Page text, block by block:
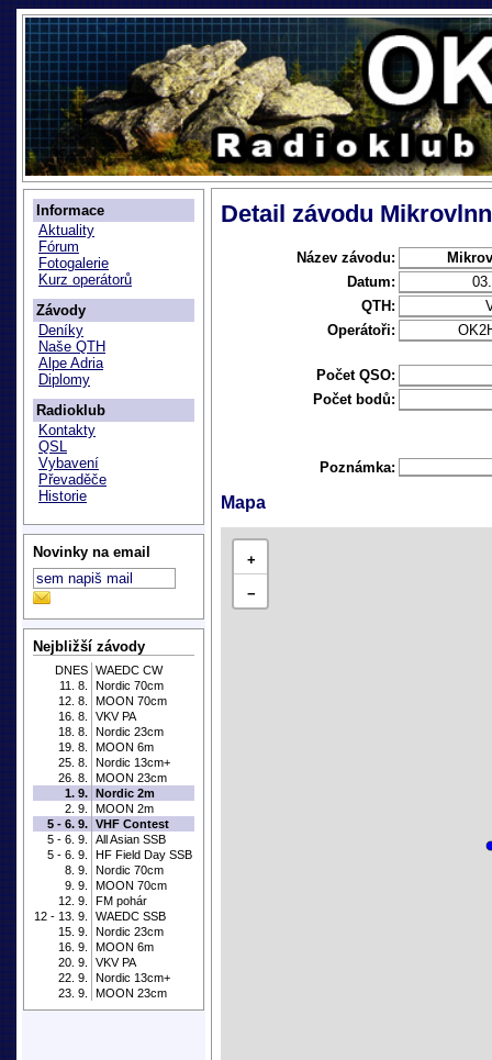
Informace
Aktuality
Fórum
Fotogalerie
Kurz operátorů
Závody
Deníky
Naše QTH
Alpe Adria
Diplomy
Radioklub
Kontakty
QSL
Vybavení
Převaděče
Historie
Novinky na email
Nejbližší závody
DNES WAEDC CW
11. 8.
Nordic 70cm
12. 8.
MOON 70cm
16. 8.
VKV PA
18. 8.
Nordic 23cm
19. 8.
MOON 6m
25. 8.
Nordic 13cm+
26. 8.
MOON 23cm
1. 9. Nordic 2m
2. 9.
MOON 2m
5 - 6. 9. VHF Contest
5 - 6. 9.
All Asian SSB
5 - 6. 9.
HF Field Day SSB
8. 9.
Nordic 70cm
9. 9.
MOON 70cm
12. 9.
FM pohár
12 - 13. 9.
WAEDC SSB
15. 9.
Nordic 23cm
16. 9.
MOON 6m
20. 9.
VKV PA
22. 9.
Nordic 13cm+
23. 9.
MOON 23cm
Detail závodu
Název závodu:
Datum:
QTH:
Operátoři:
Počet QSO:
Počet bodů:
Poznámka:
Mapa
+
−